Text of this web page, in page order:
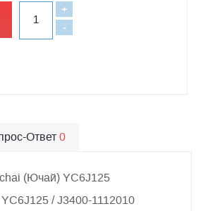
-
+
Ответ0
(Ючай) YC6J125
/ J3400-1112010